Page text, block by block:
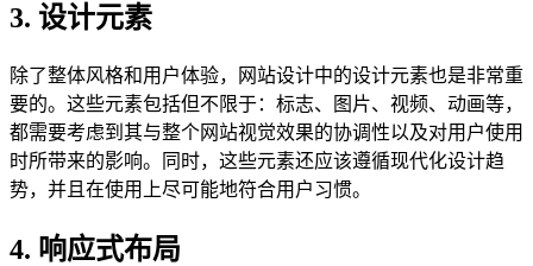
3. 设计元素
除了整体风格和用户体验，网站设计中的设计元素也是非常重
要的。这些元素包括但不限于：标志、图片、视频、动画等，
都需要考虑到其与整个网站视觉效果的协调性以及对用户使用
时所带来的影响。同时，这些元素还应该遵循现代化设计趋
势，并且在使用上尽可能地符合用户习惯。
4. 响应式布局